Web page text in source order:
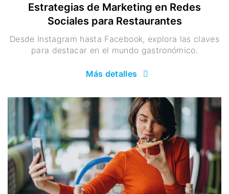
Estrategias de Marketing en Redes
Sociales para Restaurantes
Desde Instagram hasta Facebook, explora las claves
para destacar en el mundo gastronómico.
Más detalles